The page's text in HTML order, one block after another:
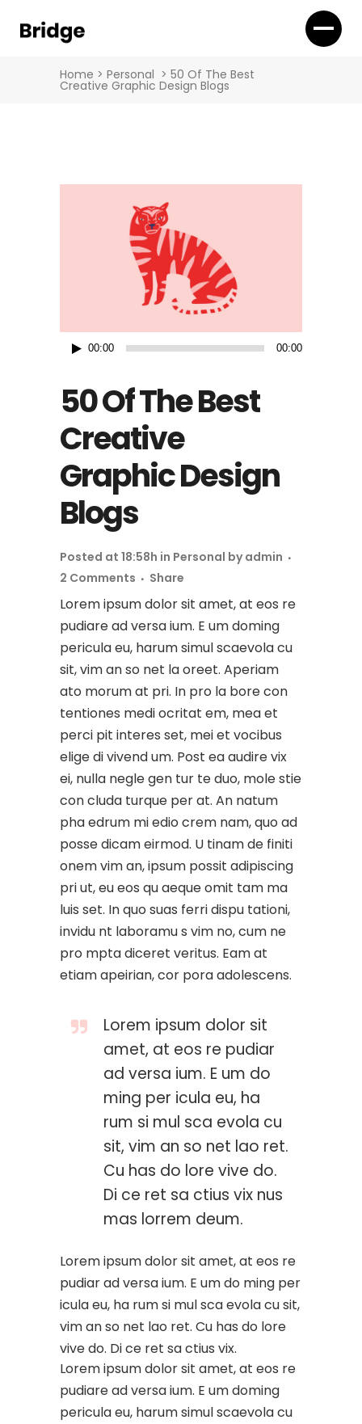
Home > Personal > 50 Of The Best
Creative Graphic Design Blogs
Audio00:00 00:00
50 Of The Best
Creative
Graphic Design
Blogs
Posted at 18:58h in Personal byadmin
2 Comments
Share
Lorem ipsum dolor sit amet, at eos re
pudiare ad versa ium. E um doming
pericula eu, harum simul scaevola cu
sit, vim an so net la oreet. Aperiam
ato morum at pri. In pro la bore con
tentiones medi ocritat em, mea et
perci pit interes set, mei et vocibus
elige di vivend um. Post ea audire vix
ei, nulla negle gen tur te duo, mole stie
con cluda turque per at. An natum
pha edrum mi edio crem nam, quo ad
posse dicam eirmod. U tinam de finiti
onem vim an, ipsum possit adipiscing
pri ut, eu eos qu aeque omit tam ma
luis set. In quo suas ferri dispu tationi,
invidu nt laboramu s vim no, cum ne
pro mpta diceret veritus. Eam at
etiam apeirian, cor pora adolescens.
Lorem ipsum dolor sit
amet, at eos re pudiar
ad versa ium. E um do
ming per icula eu, ha
rum si mul sca evola cu
sit, vim an so net lao ret.
Cu has do lore vive do.
Di ce ret sa ctius vix nus
mas lorrem deum.
Lorem ipsum dolor sit amet, at eos re
pudiar ad versa ium. E um do ming per
icula eu, ha rum si mul sca evola cu sit,
vim an so net lao ret. Cu has do lore
vive do. Di ce ret sa ctius vix.
Lorem ipsum dolor sit amet, at eos re
pudiare ad versa ium. E um doming
pericula eu, harum simul scaevola cu